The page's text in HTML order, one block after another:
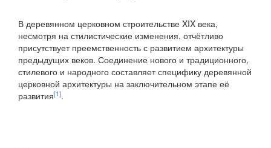
В деревянном церковном строительстве XIX века,
несмотря на стилистические изменения, отчётливо
присутствует пре­емственность с развитием архитектуры
предыдущих веков. Соединение нового и традиционного,
стилевого и народного составляет специфику деревянной
церковной архитектуры на заключительном этапе её
развития[1].